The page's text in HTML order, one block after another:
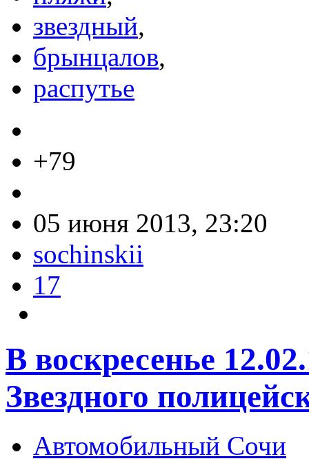
звездный,
брынцалов,
распутье
+79
05 июня 2013, 23:20
sochinskii
17
В воскресенье
Звездного
Автомобильный Сочи